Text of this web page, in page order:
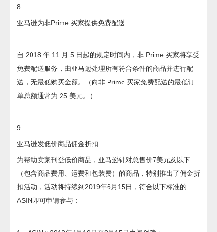
8
亚马逊为非Prime 买家提供免费配送
自 2018 年 11 月 5 日起的规定时间内，非 Prime 买家将享受
免费配送服务，由亚马逊处理所有符合条件的商品并进行配
送，无最低购买金额。（向非 Prime 买家免费配送的最低订
单总额通常为 25 美元。）
9
亚马逊发低价商品佣金折扣
为帮助卖家刊登低价商品，亚马逊针对总售价7美元及以下
（包含商品费用、运费和包装费）的商品，特别推出了佣金折
扣活动，活动将持续到2019年6月15日，符合以下标准的
ASIN即可申请参与：